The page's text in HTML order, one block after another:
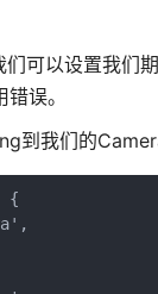
们可以设置我们
误。
到我们的
{